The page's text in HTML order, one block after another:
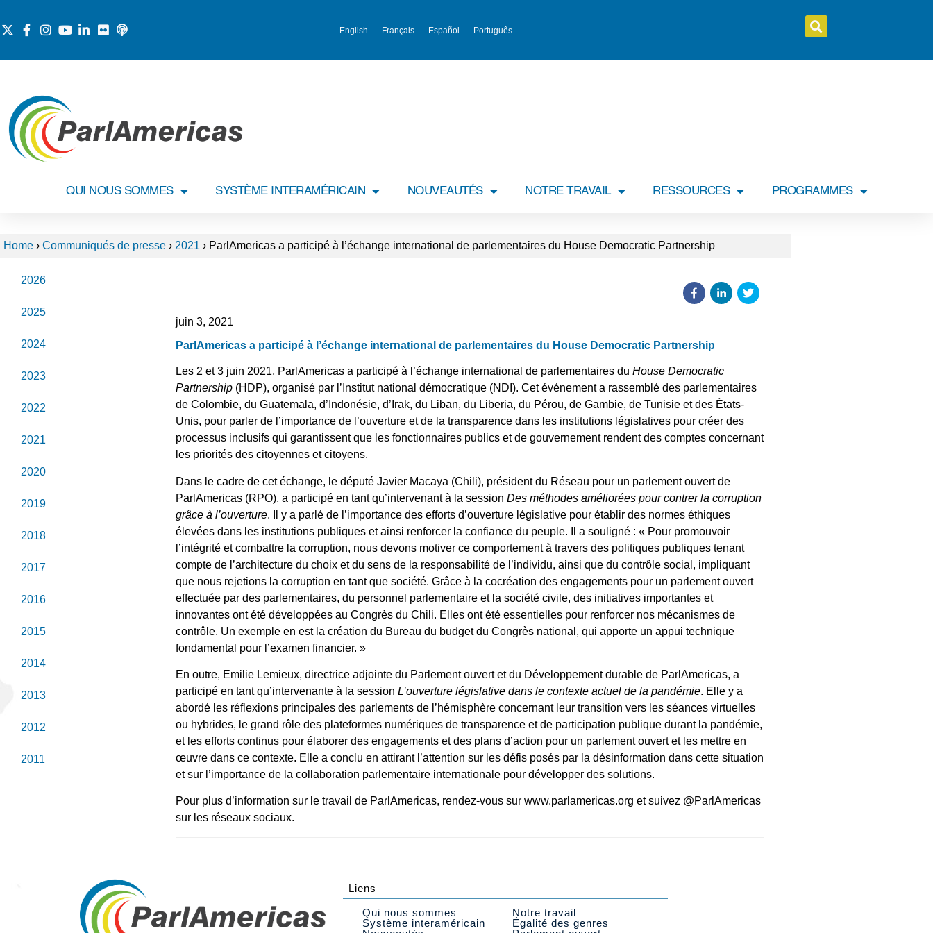
English Français Español Português
QUI NOUS SOMMES SYSTÈME INTERAMÉRICAIN NOUVEAUTÉS NOTRE TRAVAIL RESSOURCES PROGRAMMES
Home › Communiqués de presse › 2021 › ParlAmericas a participé à l’échange international de parlementaires du House Democratic Partnership
2026
2025
2024
2023
2022
2021
2020
2019
2018
2017
2016
2015
2014
2013
2012
2011
juin 3, 2021
ParlAmericas a participé à l’échange international de parlementaires du House Democratic Partnership
Les 2 et 3 juin 2021, ParlAmericas a participé à l’échange international de parlementaires duHouse Democratic
Partnership (HDP), organisé par l’Institut national démocratique (NDI). Cet événement a rassemblé des parlementaires
de Colombie, du Guatemala, d’Indonésie, d’Irak, du Liban, du Liberia, du Pérou, de Gambie, de Tunisie et des États-
Unis, pour parler de l’importance de l’ouverture et de la transparence dans les institutions législatives pour créer des
processus inclusifs qui garantissent que les fonctionnaires publics et de gouvernement rendent des comptes concernant
les priorités des citoyennes et citoyens.
Dans le cadre de cet échange, le député Javier Macaya (Chili), président du Réseau pour un parlement ouvert de
ParlAmericas (RPO), a participé en tant qu’intervenant à la sessionDes méthodes améliorées pour contrer la corruption
grâce à l’ouverture. Il y a parlé de l’importance des efforts d’ouverture législative pour établir des normes éthiques
élevées dans les institutions publiques et ainsi renforcer la confiance du peuple. Il a souligné : « Pour promouvoir
l’intégrité et combattre la corruption, nous devons motiver ce comportement à travers des politiques publiques tenant
compte de l’architecture du choix et du sens de la responsabilité de l’individu, ainsi que du contrôle social, impliquant
que nous rejetions la corruption en tant que société. Grâce à la cocréation des engagements pour un parlement ouvert
effectuée par des parlementaires, du personnel parlementaire et la société civile, des initiatives importantes et
innovantes ont été développées au Congrès du Chili. Elles ont été essentielles pour renforcer nos mécanismes de
contrôle. Un exemple en est la création du Bureau du budget du Congrès national, qui apporte un appui technique
fondamental pour l’examen financier. »
En outre, Emilie Lemieux, directrice adjointe du Parlement ouvert et du Développement durable de ParlAmericas, a
participé en tant qu’intervenante à la sessionL’ouverture législative dans le contexte actuel de la pandémie. Elle y a
abordé les réflexions principales des parlements de l’hémisphère concernant leur transition vers les séances virtuelles
ou hybrides, le grand rôle des plateformes numériques de transparence et de participation publique durant la pandémie,
et les efforts continus pour élaborer des engagements et des plans d’action pour un parlement ouvert et les mettre en
œuvre dans ce contexte. Elle a conclu en attirant l’attention sur les défis posés par la désinformation dans cette situation
et sur l’importance de la collaboration parlementaire internationale pour développer des solutions.
Pour plus d’information sur le travail de ParlAmericas, rendez-vous sur www.parlamericas.org et suivez @ParlAmericas
sur les réseaux sociaux.
Liens
Qui nous sommes
Système interaméricain
Notre travail
Égalité des genres